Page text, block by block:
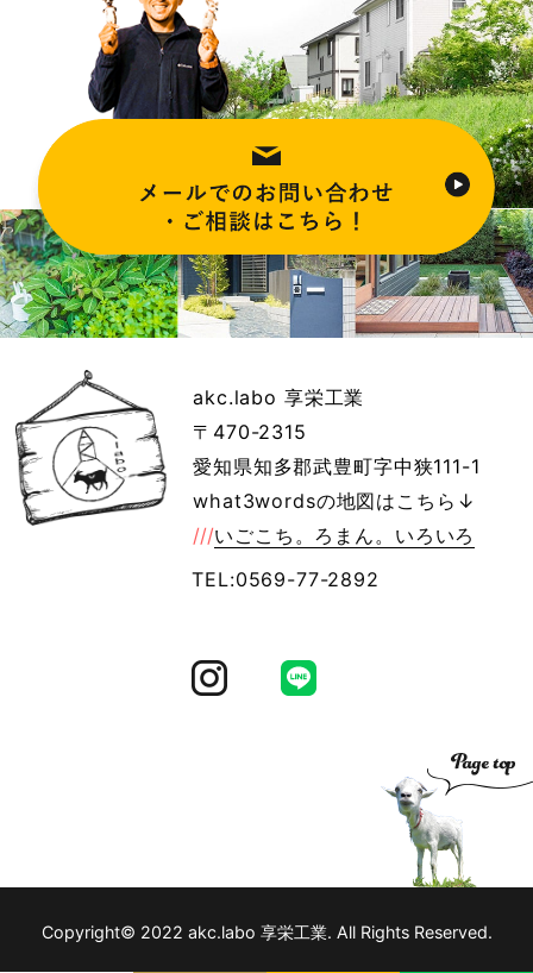
akc.labo 享栄工業
〒470-2315
愛知県知多郡武豊町字中狭111-1
what3wordsの地図はこちら↓
///いごこち。ろまん。いろいろ
TEL:0569-77-2892
Copyright© 2022 akc.labo 享栄工業. All Rights Reserved.